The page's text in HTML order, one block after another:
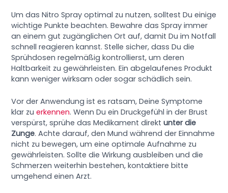
Um das Nitro Spray optimal zu nutzen, solltest Du einige
wichtige Punkte beachten. Bewahre das Spray immer
an einem gut zugänglichen Ort auf, damit Du im Notfall
schnell reagieren kannst. Stelle sicher, dass Du die
Sprühdosen regelmäßig kontrollierst, um deren
Haltbarkeit zu gewährleisten. Ein abgelaufenes Produkt
kann weniger wirksam oder sogar schädlich sein.
Vor der Anwendung ist es ratsam, Deine Symptome
klar zuerkennen. Wenn Du ein Druckgefühl in der Brust
verspürst, sprühe das Medikament direktunter die
Zunge. Achte darauf, den Mund während der Einnahme
nicht zu bewegen, um eine optimale Aufnahme zu
gewährleisten. Sollte die Wirkung ausbleiben und die
Schmerzen weiterhin bestehen, kontaktiere bitte
umgehend einen Arzt.